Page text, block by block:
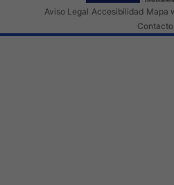
Aviso Legal Accesibilidad Mapa
Contacto